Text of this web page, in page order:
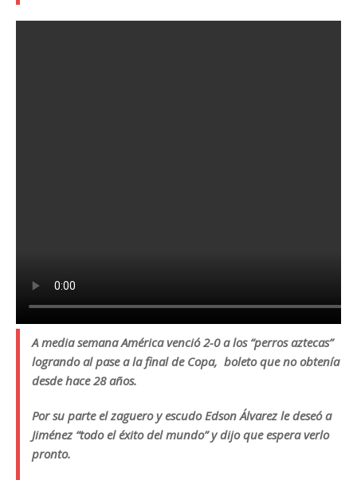
A media semana América venció 2-0 a los “perros aztecas”
logrando al pase a la final de Copa, boleto que no obtenía
desde hace 28 años.
Por su parte el zaguero y escudo Edson Álvarez le deseó a
Jiménez “todo el éxito del mundo” y dijo que espera verlo
pronto.